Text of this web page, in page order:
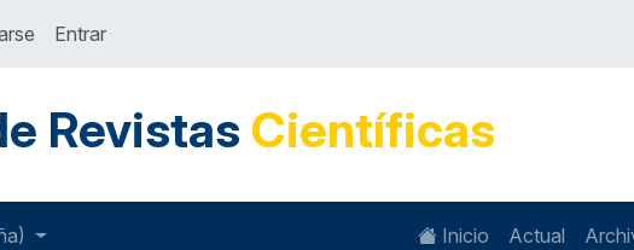
Entrar
Revistas Científicas
Inicio Actual